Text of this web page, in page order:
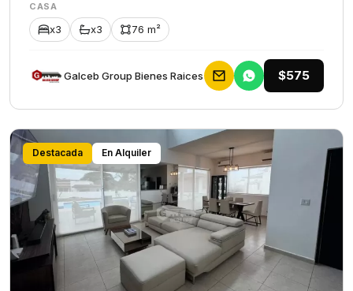
CASA
x3 x3 76 m²
Galceb Group Bienes Raices $575
Destacada En Alquiler